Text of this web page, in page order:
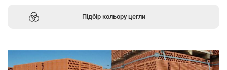
Підбір кольору цегли